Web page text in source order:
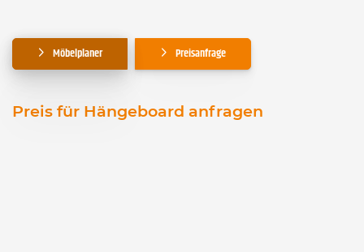
Möbelplaner Preisanfrage
Preis für Hängeboard anfragen